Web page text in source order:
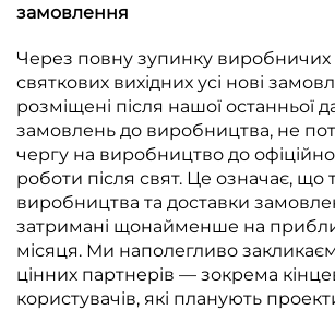
замовлення
Через повну зупинку виробничих
святкових вихідних усі нові
розміщені після нашої останньої
замовлень до виробництва, не
чергу на виробництво до
роботи після свят. Це означає, що
виробництва та доставки
затримані щонайменше на
місяця. Ми наполегливо
цінних партнерів — зокрема
користувачів, які планують